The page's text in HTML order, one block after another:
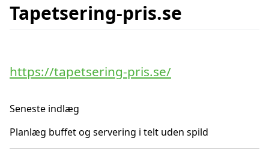
Tapetsering-pris.se
https://tapetsering-pris.se/
Seneste indlæg
Planlæg buffet og servering i telt uden spild